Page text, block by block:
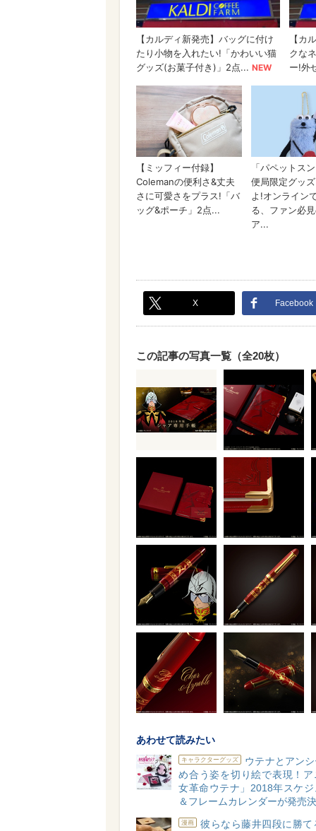
X Facebook
この記事の写真一覧（全20枚）
あわせて読みたい
キャラクターグッズ
ウテナとアン
め合う姿を切り絵で表現！ア
女革命ウテナ」2018年スケ
＆フレームカレンダーが発売
漫画
彼らなら藤井四段に勝て